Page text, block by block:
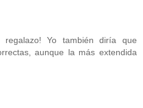
regalazo! Yo también diría que
aunque la más extendida